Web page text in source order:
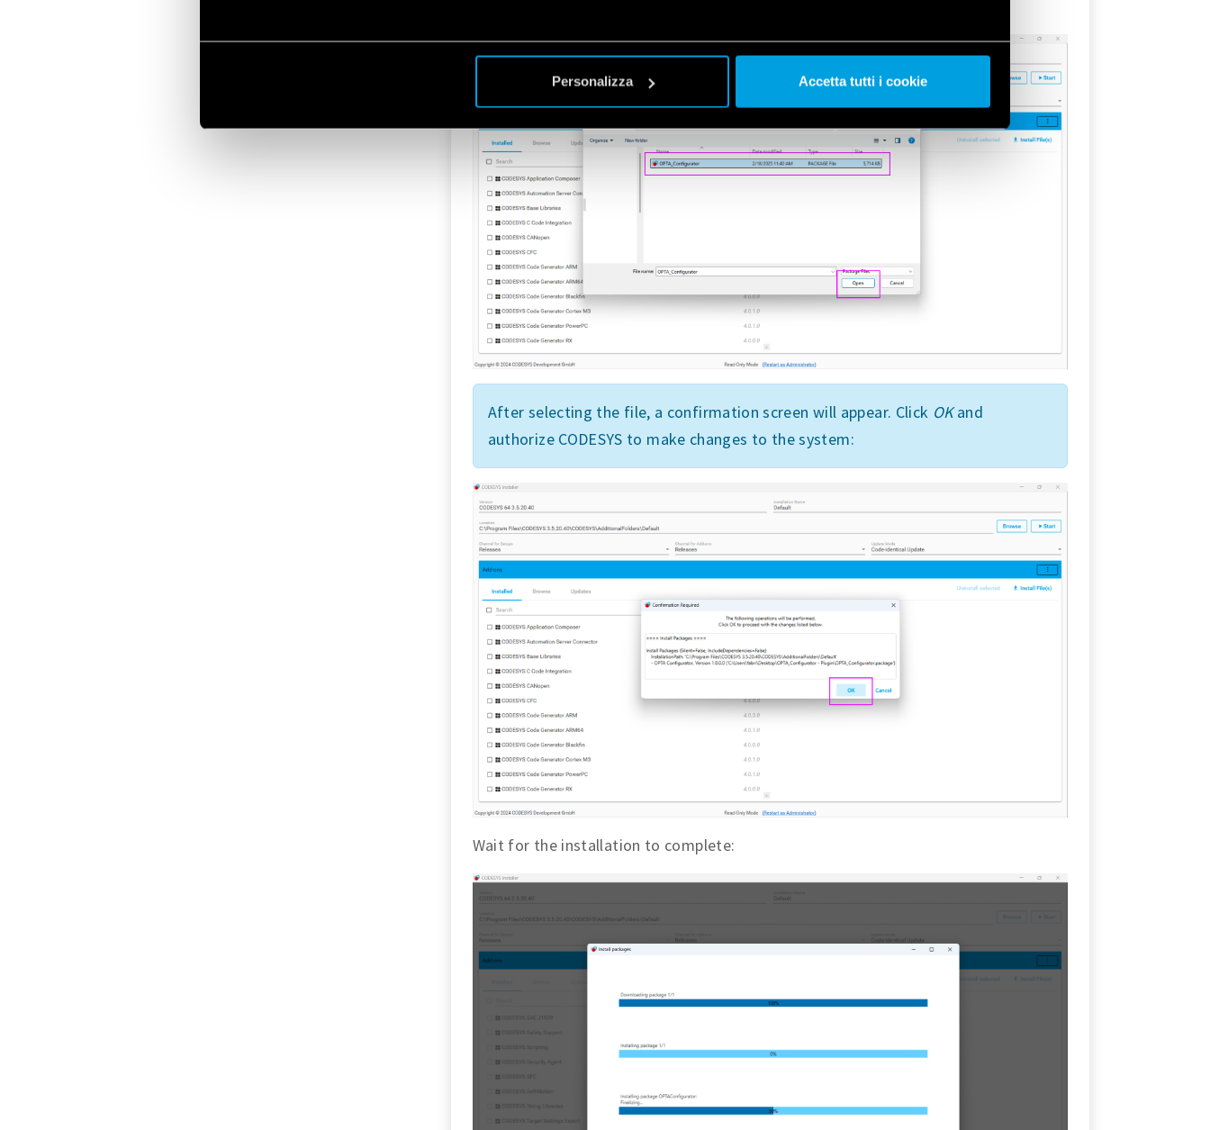
Personalizza Accetta tutti i cookie
After selecting the file, a confirmation screen will appear. Click OKand
authorize CODESYS to make changes to the system:
Wait for the installation to complete: